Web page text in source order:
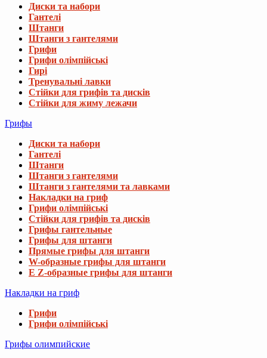
Диски та набори
Гантелі
Штанги
Штанги з гантелями
Грифи
Грифи олімпійські
Гирі
Тренувальні лавки
Стійки для грифів та дисків
Стійки для жиму лежачи
Грифы
Диски та набори
Гантелі
Штанги
Штанги з гантелями
Штанги з гантелями та лавками
Накладки на гриф
Грифи олімпійські
Стійки для грифів та дисків
Грифы гантельные
Грифы для штанги
Прямые грифы для штанги
W-образные грифы для штанги
E Z-образные грифы для штанги
Накладки на гриф
Грифи
Грифи олімпійські
Грифы олимпийские